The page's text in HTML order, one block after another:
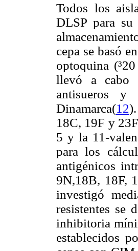
Todos los
DLSP para su
cepa se basó
optoquina (³
llevó a cabo
antisueros y
Dinamarca(12
18C, 19F y
5 y la 11-
para los
antigénicos
9N,18B, 18F,
investigó
resistentes se
inhibitoria
establecidos